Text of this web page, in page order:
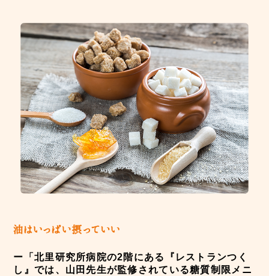
ー「北里研究所病院の2階にある『レストランつく
し』では、山田先生が監修されている糖質制限メニ